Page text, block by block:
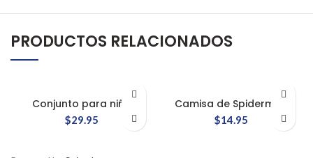
PRODUCTOS RELACIONADOS
Conjunto para niño
$29.95
Camisa de Spiderman
$14.95